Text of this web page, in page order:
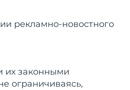
рекламно-новостного
их законными
ограничиваясь,